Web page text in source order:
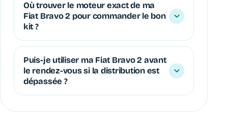
Où trouver le moteur exact de ma
Fiat Bravo 2 pour commander le bon
kit ?
Puis-je utiliser ma Fiat Bravo 2 avant
le rendez-vous si la distribution est
dépassée ?